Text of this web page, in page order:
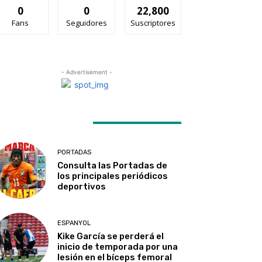
0
Fans
0
Seguidores
22,800
Suscriptores
- Advertisement -
PORTADAS
Consulta las Portadas de
los principales periódicos
deportivos
ESPANYOL
Kike García se perderá el
inicio de temporada por una
lesión en el bíceps femoral